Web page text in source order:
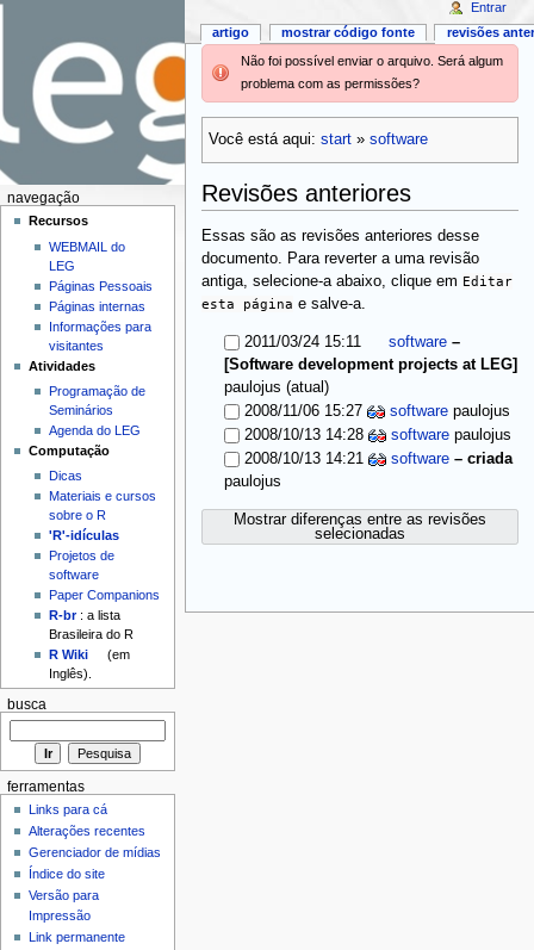
Não foi possível enviar o arquivo. Será algum
problema com as permissões?
Você está aqui: start» software
Revisões anteriores
Essas são as revisões anteriores desse
documento. Para reverter a uma revisão
antiga, selecione-a abaixo, clique em Editar
esta página e salve-a.
2011/03/24 15:11 software –
[Software development projects at LEG]
paulojus (atual)
2008/11/06 15:27
software paulojus
2008/10/13 14:28
software paulojus
2008/10/13 14:21
software – criada
paulojus
Mostrar diferenças entre as revisões
selecionadas
artigo mostrar código fonte revisões
Entrar
navegação
Recursos
WEBMAIL do
LEG
Páginas Pessoais
Páginas internas
Informações para
visitantes
Atividades
Programação de
Seminários
Agenda do LEG
Computação
Dicas
Materiais e cursos
sobre o R
'R'-idículas
Projetos de
software
Paper Companions
R-br: a lista
Brasileira do R
R Wiki
(em
Inglês).
busca
ferramentas
Links para cá
Alterações recentes
Gerenciador de mídias
Índice do site
Versão para
Impressão
Link permanente